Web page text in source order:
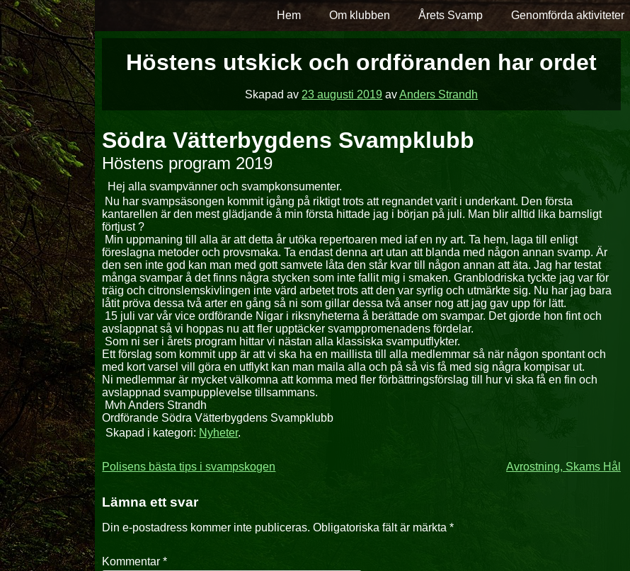
Hoppa
över
till
innehåll
Hem Om klubben Årets Svamp Genomförda aktiviteter
Höstens utskick och ordföranden har ordet
Skapad av 23 augusti 2019 avAnders Strandh
Södra Vätterbygdens Svampklubb
Höstens program 2019
Hej alla svampvänner och svampkonsumenter.
Nu har svampsäsongen kommit igång på riktigt trots att regnandet varit i underkant. Den första
kantarellen är den mest glädjande å min första hittade jag i början på juli. Man blir alltid lika barnsligt
förtjust?
Min uppmaning till alla är att detta år utöka repertoaren med iaf en ny art. Ta hem, laga till enligt
föreslagna metoder och provsmaka. Ta endast denna art utan att blanda med någon annan svamp. Är
den sen inte god kan man med gott samvete låta den står kvar till någon annan att äta. Jag har testat
många svampar å det finns några stycken som inte fallit mig i smaken. Granblodriska tyckte jag var för
träig och citronslemskivlingen inte värd arbetet trots att den var syrlig och utmärkte sig. Nu har jag bara
låtit pröva dessa två arter en gång så ni som gillar dessa två anser nog att jag gav upp för lätt.
15 juli var vår vice ordförande Nigar i riksnyheterna å berättade om svampar. Det gjorde hon fint och
avslappnat så vi hoppas nu att fler upptäcker svamppromenadens fördelar.
Som ni ser i årets program hittar vi nästan alla klassiska svamputflykter.
Ett förslag som kommit upp är att vi ska ha en maillista till alla medlemmar så när någon spontant och
med kort varsel vill göra en utflykt kan man maila alla och på så vis få med sig några kompisar ut.
Ni medlemmar är mycket välkomna att komma med fler förbättringsförslag till hur vi ska få en fin och
avslappnad svampupplevelse tillsammans.
Mvh Anders Strandh
Ordförande Södra Vätterbygdens Svampklubb
Skapad i kategori: Nyheter.
Inläggsnavigering
Polisens bästa tips i svampskogen Avrostning, Skams Hål
Lämna ett svar
Din e-postadress kommer inte publiceras. Obligatoriska fält är märkta*
Kommentar*